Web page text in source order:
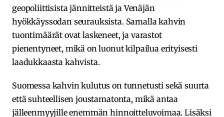
geopoliittisista jännitteistä ja Venäjän
hyökkäyssodan seurauksista. Samalla kahvin
tuontimäärät ovat laskeneet, ja varastot
pienentyneet, mikä on luonut kilpailua erityisesti
laadukkaasta kahvista.
Suomessa kahvin kulutus on tunnetusti sekä suurta
että suhteellisen joustamatonta, mikä antaa
jälleenmyyjille enemmän hinnoitteluvoimaa. Lisäksi